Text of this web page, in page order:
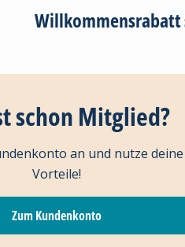
Willkommensrabatt
schon Mitglied?
an und nutze
Vorteile!
Zum Kundenkonto